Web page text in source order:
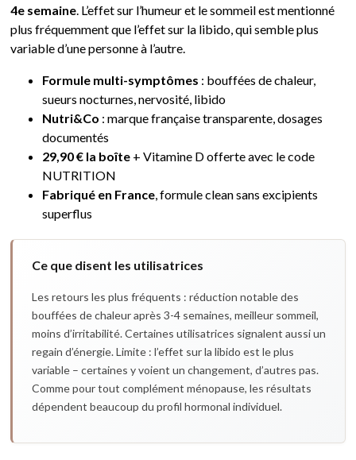
4e semaine. L’effet sur l’humeur et le sommeil est mentionné
plus fréquemment que l’effet sur la libido, qui semble plus
variable d’une personne à l’autre.
Formule multi-symptômes : bouffées de chaleur,
sueurs nocturnes, nervosité, libido
Nutri&Co : marque française transparente, dosages
documentés
29,90 € la boîte + Vitamine D offerte avec le code
NUTRITION
Fabriqué en France, formule clean sans excipients
superflus
Ce que disent les utilisatrices
Les retours les plus fréquents : réduction notable des
bouffées de chaleur après 3-4 semaines, meilleur sommeil,
moins d’irritabilité. Certaines utilisatrices signalent aussi un
regain d’énergie. Limite : l’effet sur la libido est le plus
variable – certaines y voient un changement, d’autres pas.
Comme pour tout complément ménopause, les résultats
dépendent beaucoup du profil hormonal individuel.